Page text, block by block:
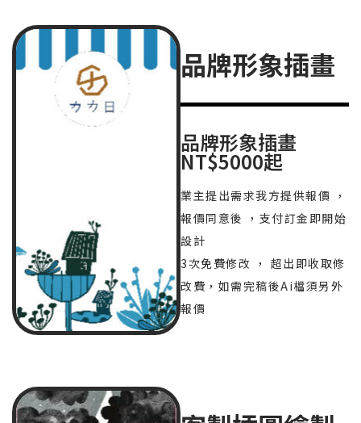
品牌形象插畫
品牌形象插畫
NT$5000起
業主提出需求我方提供報價 ，
報價同意後 ，支付訂金即開始
設計
3次免費修改 ， 超出即收取修
改費，如需完稿後Ai檔須另外
報價